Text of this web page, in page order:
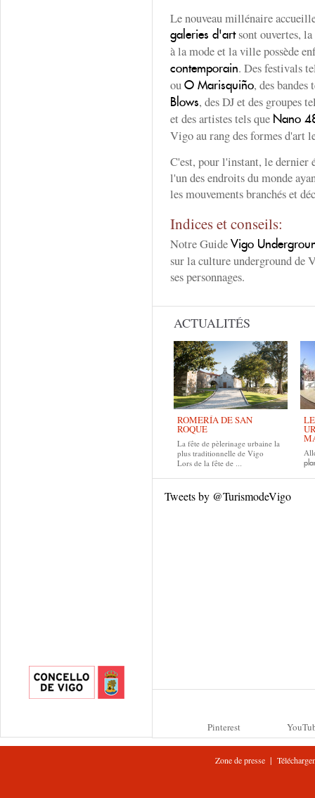
Le nouveau millénaire
galeries d'artsont ouvertes, la
à la mode et la ville possède
contemporain. Des festivals
ouO Marisquiño, des
Blows, des DJ et des groupes
et des artistes tels que Nano
Vigo au rang des formes d'art
C'est, pour l'instant, le dernier
l'un des endroits du monde
les mouvements branchés et
Indices et conseils:
Notre GuideVigo
sur la culture underground de
ses personnages.
ACTUALITÉS
ROMERÍA DE SAN
ROQUE
La fête de pèlerinage urbaine la
plus traditionnelle de Vigo
Lors de la fête de ...
Tweets by @TurismodeVigo
Pinterest
Zone de presse |